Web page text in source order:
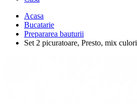
Acasa
Bucatarie
Prepararea bauturii
Set 2 picuratoare, Presto, mix culori